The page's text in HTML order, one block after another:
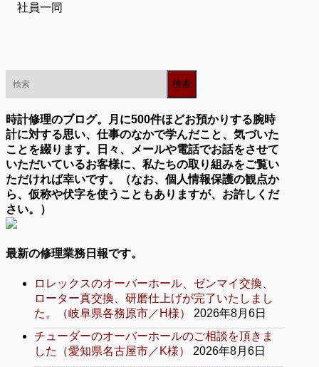
社員一同
時計修理のブログ。月に500件ほどお預かりする腕時
計に対する思い、仕事のなかで学んだこと、気づいた
ことを綴ります。日々、メールや電話でお話をさせて
いただいているお客様に、私たちの取り組みをご覧い
ただければ幸いです。（なお、個人情報保護の観点か
ら、仮称や伏字を使うこともありますが、お許しくだ
さい。）
最新の修理業務日報です。
ロレックスのオーバーホール、ゼンマイ交換、
ローター真交換、研磨仕上げが完了いたしまし
た。（岐阜県各務原市／H様）
2026年8月6日
チューダーのオーバーホールのご相談を頂きま
した（愛知県名古屋市／K様）
2026年8月6日